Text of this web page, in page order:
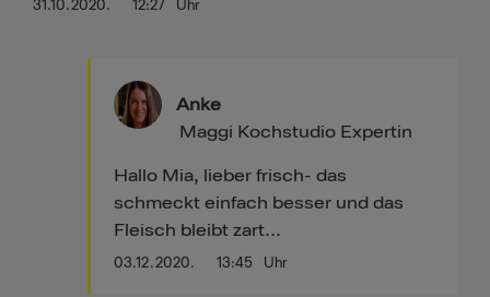
31.10.2020. 12:27 Uhr
Anke
03.12.2020. 13:45 Uhr
Maggi Kochstudio Expertin
Hallo Mia, lieber frisch- das
schmeckt einfach besser und das
Fleisch bleibt zart...